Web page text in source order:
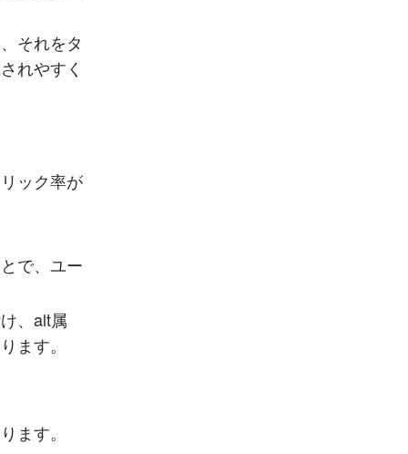
それをタ
れやすく
ック率が
で、ユー
、alt属
ます。
ます。